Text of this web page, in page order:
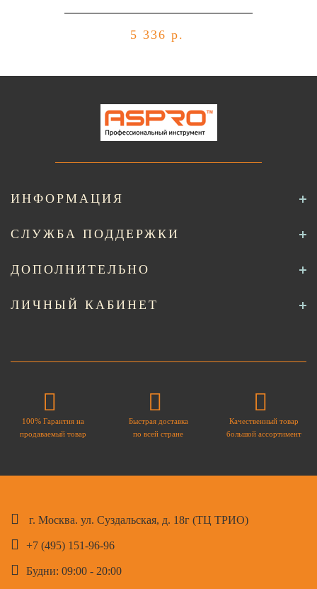
5 336 р.
ИНФОРМАЦИЯ
СЛУЖБА ПОДДЕРЖКИ
ДОПОЛНИТЕЛЬНО
ЛИЧНЫЙ КАБИНЕТ
100% Гарантия на
продаваемый товар
Быстрая доставка
по всей стране
Качественный товар
большой ассортимент
г. Москва. ул. Суздальская, д. 18г (ТЦ ТРИО)
+7 (495) 151-96-96
Будни: 09:00 - 20:00